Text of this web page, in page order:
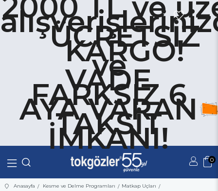
ÜCRETSİZ
KARGO!
ve
VADE
FARKSIZ 6
AYA VARAN
TAKSİT
İMKANI!
0
Üye Girişi Üye Ol
Anasayfa Kesme ve Delme Programları Matkap Uçları